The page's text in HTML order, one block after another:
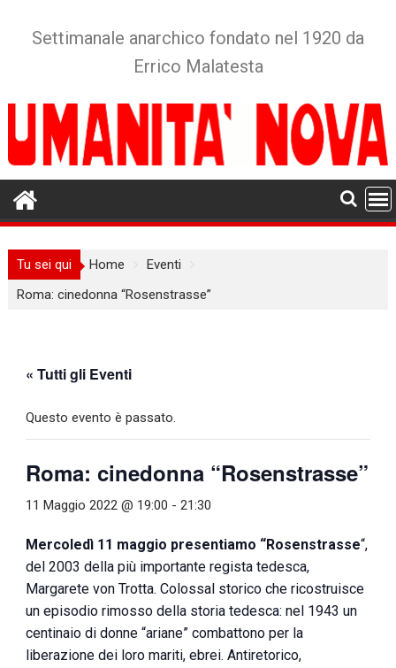
Settimanale anarchico fondato nel 1920 da
Errico Malatesta
Tu sei qui Home
Eventi
Roma: cinedonna “Rosenstrasse”
« Tutti gli Eventi
Questo evento è passato.
Roma: cinedonna “Rosenstrasse”
11 Maggio 2022 @ 19:00 -21:30
Mercoledì 11 maggio presentiamo “Rosenstrasse“,
del 2003 della più importante regista tedesca,
Margarete von Trotta. Colossal storico che ricostruisce
un episodio rimosso della storia tedesca: nel 1943 un
centinaio di donne “ariane” combattono per la
liberazione dei loro mariti, ebrei. Antiretorico,